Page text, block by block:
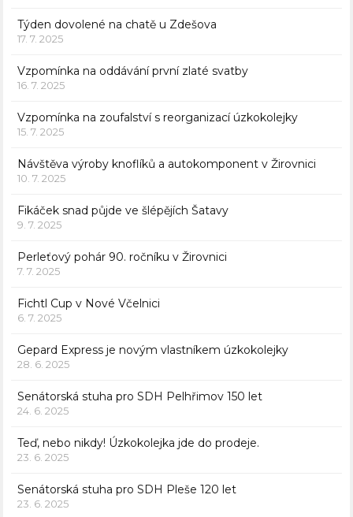
Týden dovolené na chatě u Zdešova
17. 7. 2025
Vzpomínka na oddávání první zlaté svatby
16. 7. 2025
Vzpomínka na zoufalství s reorganizací úzkokolejky
15. 7. 2025
Návštěva výroby knoflíků a autokomponent v Žirovnici
10. 7. 2025
Fikáček snad půjde ve šlépějích Šatavy
9. 7. 2025
Perleťový pohár 90. ročníku v Žirovnici
7. 7. 2025
Fichtl Cup v Nové Včelnici
6. 7. 2025
Gepard Express je novým vlastníkem úzkokolejky
28. 6. 2025
Senátorská stuha pro SDH Pelhřimov 150 let
24. 6. 2025
Teď, nebo nikdy! Úzkokolejka jde do prodeje.
23. 6. 2025
Senátorská stuha pro SDH Pleše 120 let
23. 6. 2025